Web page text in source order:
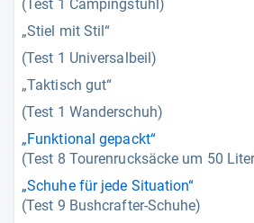
(Test 1 Campingstuhl)
„Stiel mit Stil“
(Test 1 Universalbeil)
„Taktisch gut“
(Test 1 Wanderschuh)
„Funktional gepackt“
(Test 8 Tourenrucksäcke um 50
„Schuhe für jede Situation“
(Test 9 Bushcrafter-Schuhe)